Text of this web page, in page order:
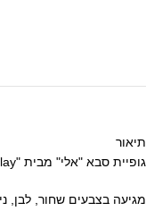
תיאור
גופיית סבא "אלי" מבית "Replay" מבד ריבס צמוד לגוף, מחשוף עגול עם כתפיות דקות עם שילוב הטבעת לוגו המותג בגב. גופייה שהיא חובה בארון לקיץ. הכי סוגרת פינה ושימושית.
מגיעה בצבעים שחור, לבן,